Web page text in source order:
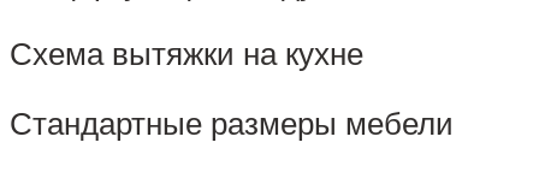
Схема вытяжки на кухне
Стандартные размеры мебели